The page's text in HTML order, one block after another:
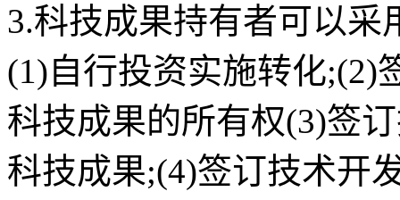
3.科技成果持有者可以
(1)自行投资实施转化;(2)
科技成果的所有权(3)签
科技成果;(4)签订技术开